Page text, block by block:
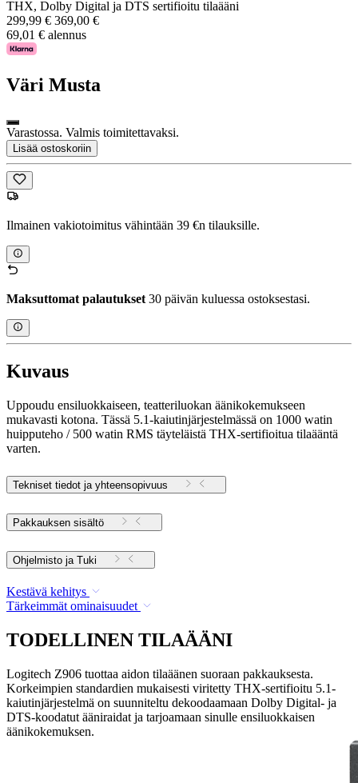
THX, Dolby Digital ja DTS sertifioitu tilaääni
299,99 € 369,00 €
69,01 € alennus
Väri Musta
Varastossa. Valmis toimitettavaksi.
Lisää ostoskoriin
Ilmainen vakiotoimitus vähintään 39 €n tilauksille.
Maksuttomat palautukset 30 päivän kuluessa ostoksestasi.
Kuvaus
Uppoudu ensiluokkaiseen, teatteriluokan äänikokemukseen
mukavasti kotona. Tässä 5.1-kaiutinjärjestelmässä on 1000 watin
huipputeho / 500 watin RMS täyteläistä THX-sertifioitua tilaääntä
varten.
Tekniset tiedot ja yhteensopivuus
Pakkauksen sisältö
Ohjelmisto ja Tuki
Kestävä kehitys
Tärkeimmät ominaisuudet
TODELLINEN TILAÄÄNI
Logitech Z906 tuottaa aidon tilaäänen suoraan pakkauksesta.
Korkeimpien standardien mukaisesti viritetty THX-sertifioitu 5.1-
kaiutinjärjestelmä on suunniteltu dekoodaamaan Dolby Digital- ja
DTS-koodatut ääniraidat ja tarjoamaan sinulle ensiluokkaisen
äänikokemuksen.